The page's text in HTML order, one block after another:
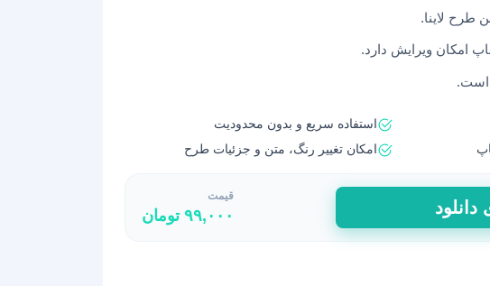
امکان ویرایش دارد.
استفاده سریع و بدون محدودیت
امکان تغییر رنگ، متن و جزئیات طرح
دانلود
قیمت
۹۹,۰۰۰ تومان